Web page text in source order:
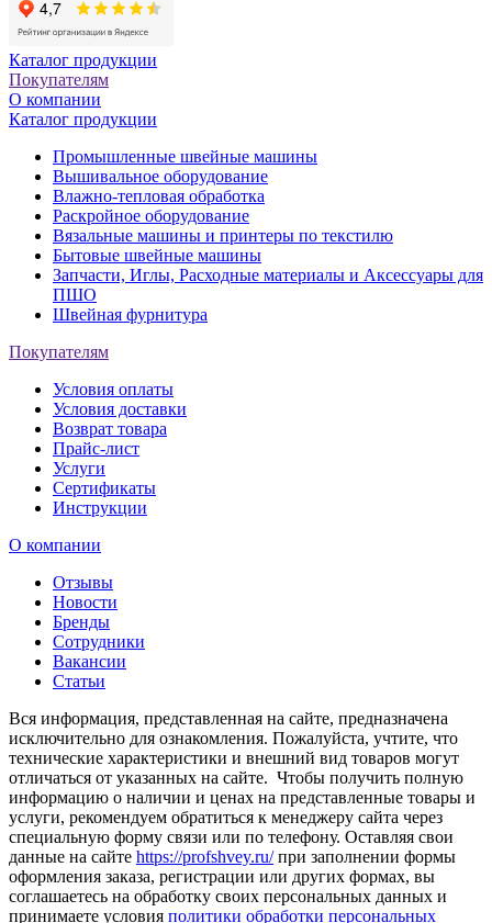
Каталог продукции
Покупателям
О компании
Каталог продукции
Промышленные швейные машины
Вышивальное оборудование
Влажно-тепловая обработка
Раскройное оборудование
Вязальные машины и принтеры по текстилю
Бытовые швейные машины
Запчасти, Иглы, Расходные материалы и Аксессуары для
ПШО
Швейная фурнитура
Покупателям
Условия оплаты
Условия доставки
Возврат товара
Прайс-лист
Услуги
Сертификаты
Инструкции
О компании
Отзывы
Новости
Бренды
Сотрудники
Вакансии
Статьи
Вся информация, представленная на сайте, предназначена
исключительно для ознакомления. Пожалуйста, учтите, что
технические характеристики и внешний вид товаров могут
отличаться от указанных на сайте. Чтобы получить полную
информацию о наличии и ценах на представленные товары и
услуги, рекомендуем обратиться к менеджеру сайта через
специальную форму связи или по телефону. Оставляя свои
данные на сайте https://profshvey.ru/при заполнении формы
оформления заказа, регистрации или других формах, вы
соглашаетесь на обработку своих персональных данных и
принимаете условия политики обработки персональных